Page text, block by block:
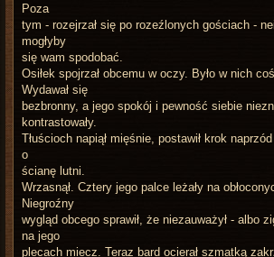
Poza
tym - rozejrzał się po rozeźlonych gościach -
mogłyby
się wam spodobać.
Osiłek spojrzał obcemu w oczy. Było w nich
Wydawał się
bezbronny, a jego spokój i pewność siebie
kontrastowały.
Tłuścioch napiął mięśnie, postawił krok
o
ścianę lutni.
Wrzasnął. Cztery jego palce leżały na
Niegroźny
wygląd obcego sprawił, że niezauważył - albo
na jego
plecach miecz. Teraz bard ocierał szmatką